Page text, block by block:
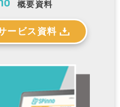
概要資料
ービス資料